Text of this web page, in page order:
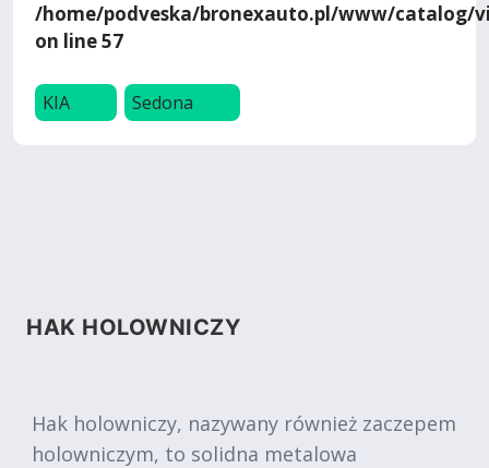
/home/podveska/bronexauto.pl/www/catalog/
on line57
KIA Sedona
HAK HOLOWNICZY
Hak holowniczy, nazywany również zaczepem
holowniczym, to solidna metalowa